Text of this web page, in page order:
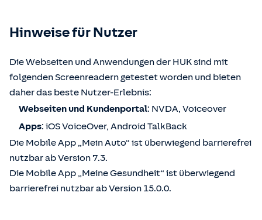
Hinweise für Nutzer
Die Webseiten und Anwendungen der HUK sind mit
folgenden Screenreadern getestet worden und bieten
daher das beste Nutzer-Erlebnis:
Webseiten und Kundenportal: NVDA, Voiceover
Apps: iOS VoiceOver, Android TalkBack
Die Mobile App „Mein Auto“ ist überwiegend barrierefrei
nutzbar ab Version 7.3.
Die Mobile App „Meine Gesundheit“ ist überwiegend
barrierefrei nutzbar ab Version 15.0.0.